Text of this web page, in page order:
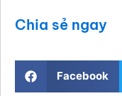
Chia sẻ ngay
Facebook